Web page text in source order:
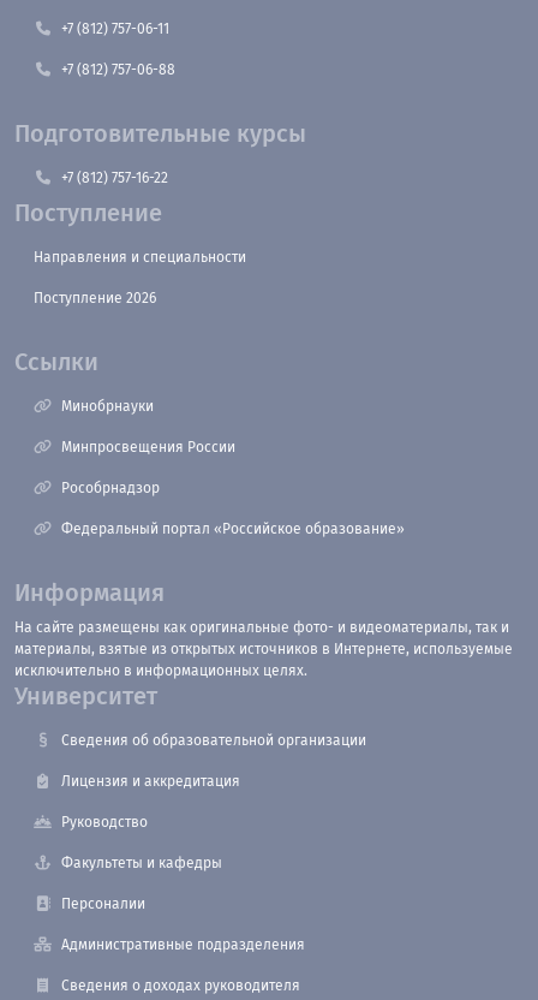
+7 (812) 757-06-11
+7 (812) 757-06-88
Подготовительные курсы
+7 (812) 757-16-22
Поступление
Направления и специальности
Поступление 2026
Ссылки
Минобрнауки
Минпросвещения России
Рособрнадзор
Федеральный портал «Российское образование»
Информация
На сайте размещены как оригинальные фото- и видеоматериалы, так и
материалы, взятые из открытых источников в Интернете, используемые
исключительно в информационных целях.
Университет
Сведения об образовательной организации
Лицензия и аккредитация
Руководство
Факультеты и кафедры
Персоналии
Административные подразделения
Сведения о доходах руководителя